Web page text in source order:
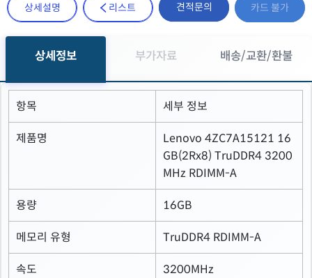
상세설명 리스트 견적문의 카드 불가
상세정보 부가자료 배송/교환/환불
항목 세부 정보
제품명
Lenovo 4ZC7A15121 16
GB(2Rx8) TruDDR4 3200
MHz RDIMM-A
용량 16GB
메모리 유형 TruDDR4 RDIMM-A
속도 3200MHz